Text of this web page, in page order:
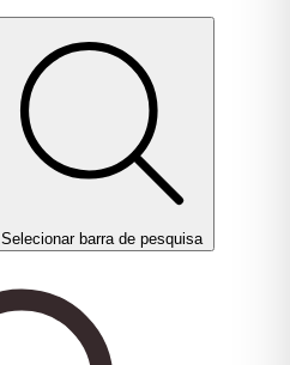
Selecionar barra de pesquisa